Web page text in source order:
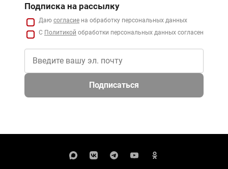
Подписка на рассылку
Даю согласие на обработку персональных данных
С Политикой обработки персональных данных согласен
Подписаться